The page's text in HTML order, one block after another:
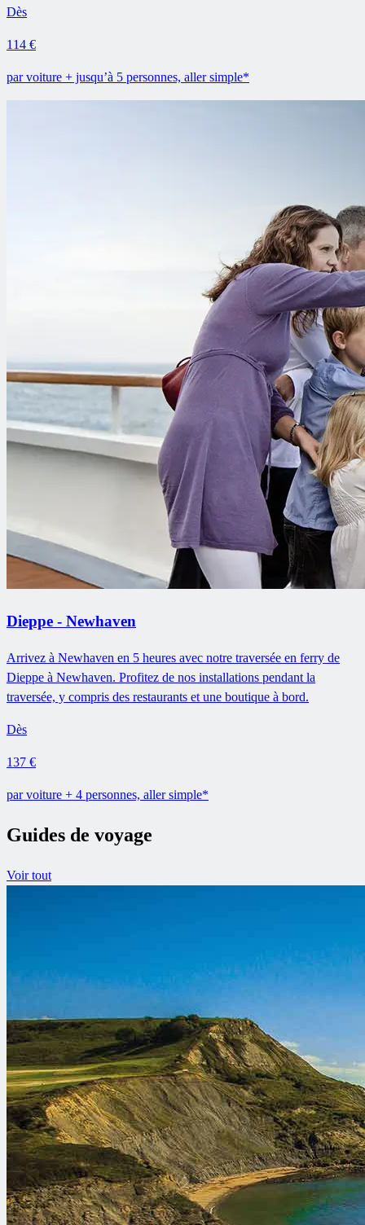
Dès
114 €
par voiture + jusqu’à 5 personnes, aller simple*
Dieppe - Newhaven
Arrivez à Newhaven en 5 heures avec notre traversée en ferry de
Dieppe à Newhaven. Profitez de nos installations pendant la
traversée, y compris des restaurants et une boutique à bord.
Dès
137 €
par voiture + 4 personnes, aller simple*
Guides de voyage
Voir tout